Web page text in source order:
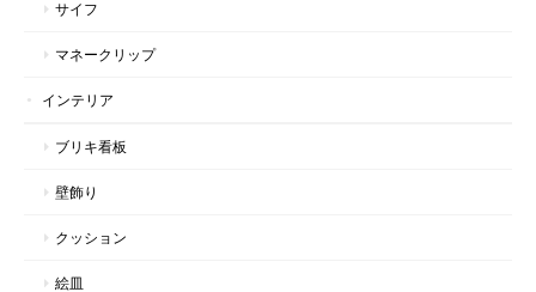
サイフ
マネークリップ
インテリア
ブリキ看板
壁飾り
クッション
絵皿